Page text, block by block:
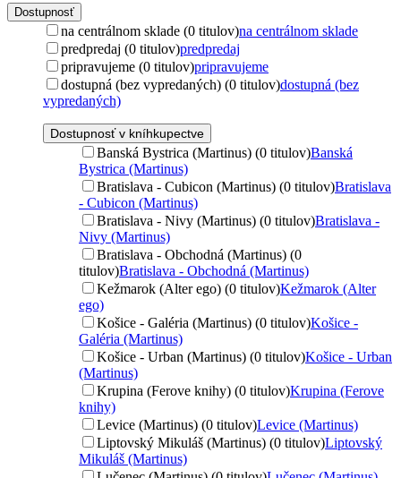
Dostupnosť
na centrálnom sklade (0 titulov)na centrálnom sklade
predpredaj (0 titulov)predpredaj
pripravujeme (0 titulov)pripravujeme
dostupná (bez vypredaných) (0 titulov)dostupná (bez
vypredaných)
Dostupnosť v kníhkupectve
Banská Bystrica (Martinus) (0 titulov)Banská
Bystrica (Martinus)
Bratislava - Cubicon (Martinus) (0 titulov)Bratislava
- Cubicon (Martinus)
Bratislava - Nivy (Martinus) (0 titulov)Bratislava -
Nivy (Martinus)
Bratislava - Obchodná (Martinus) (0
titulov)Bratislava - Obchodná (Martinus)
Kežmarok (Alter ego) (0 titulov)Kežmarok (Alter
ego)
Košice - Galéria (Martinus) (0 titulov)Košice -
Galéria (Martinus)
Košice - Urban (Martinus) (0 titulov)Košice - Urban
(Martinus)
Krupina (Ferove knihy) (0 titulov)Krupina (Ferove
knihy)
Levice (Martinus) (0 titulov)Levice (Martinus)
Liptovský Mikuláš (Martinus) (0 titulov)Liptovský
Mikuláš (Martinus)